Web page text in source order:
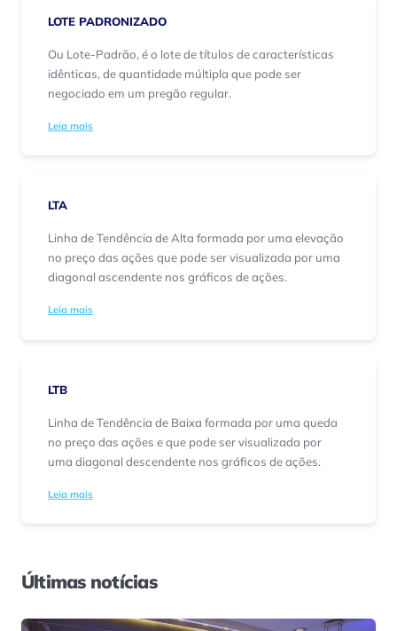
LOTE PADRONIZADO
Ou Lote-Padrão, é o lote de títulos de características
idênticas, de quantidade múltipla que pode ser
negociado em um pregão regular.
Leia mais
LTA
Linha de Tendência de Alta formada por uma elevação
no preço das ações que pode ser visualizada por uma
diagonal ascendente nos gráficos de ações.
Leia mais
LTB
Linha de Tendência de Baixa formada por uma queda
no preço das ações e que pode ser visualizada por
uma diagonal descendente nos gráficos de ações.
Leia mais
Últimas notícias